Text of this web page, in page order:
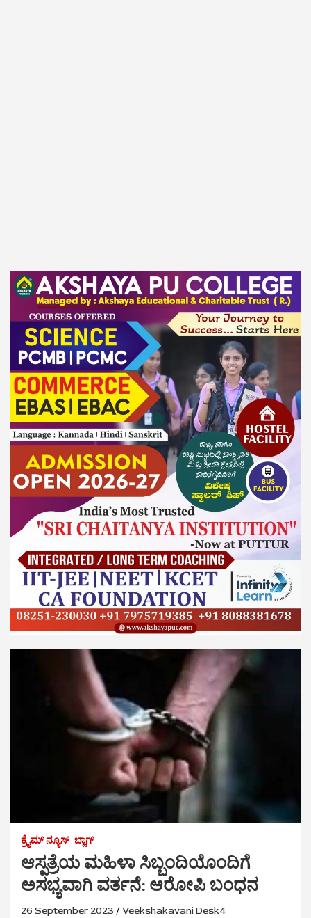
ಕ್ರೈಮ್‌ ನ್ಯೂಸ್ ಬ್ಲಾಗ್
ಆಸ್ಪತ್ರೆಯ ಮಹಿಳಾ ಸಿಬ್ಬಂದಿಯೊಂದಿಗೆ
ಅಸಭ್ಯವಾಗಿ ವರ್ತನೆ: ಆರೋಪಿ ಬಂಧನ
26 September 2023 Veekshakavani Desk4